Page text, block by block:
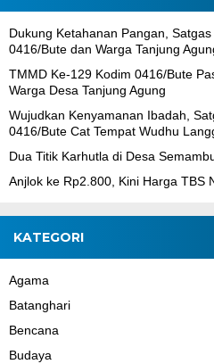
Dukung Ketahanan Pangan,
0416/Bute dan Warga Tanjung
TMMD Ke-129 Kodim 0416/Bute
Warga Desa Tanjung Agung
Wujudkan Kenyamanan Ibadah,
0416/Bute Cat Tempat Wudhu
Dua Titik Karhutla di Desa
Anjlok ke Rp2.800, Kini Harga TBS
KATEGORI
Agama
Batanghari
Bencana
Budaya